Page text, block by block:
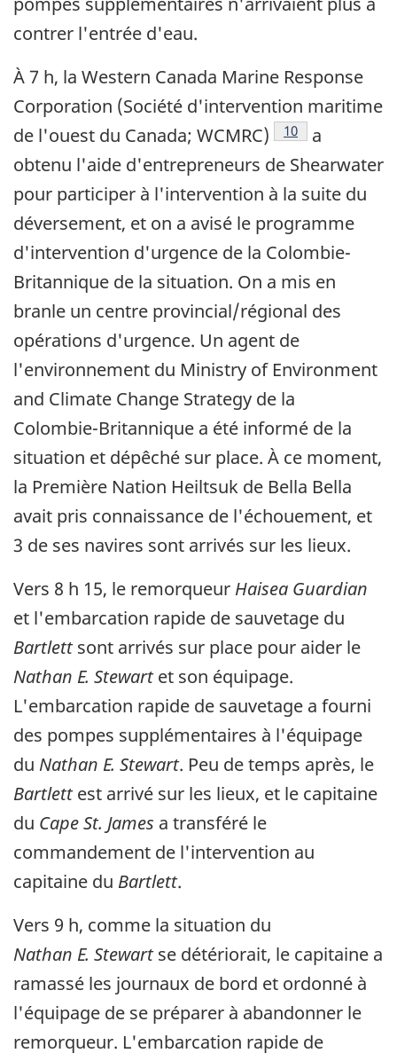
contrer l'entrée d'eau.
À 7 h, la Western Canada Marine Response
Corporation (Société d'intervention maritime
de l'ouest du Canada; WCMRC)
Note de bas de
10
a
obtenu l'aide d'entrepreneurs de Shearwater
pour participer à l'intervention à la suite du
déversement, et on a avisé le programme
d'intervention d'urgence de la Colombie-
Britannique de la situation. On a mis en
branle un centre provincial/régional des
opérations d'urgence. Un agent de
l'environnement du Ministry of Environment
and Climate Change Strategy de la
Colombie-Britannique a été informé de la
situation et dépêché sur place. À ce moment,
la Première Nation Heiltsuk de Bella Bella
avait pris connaissance de l'échouement, et
3 de ses navires sont arrivés sur les lieux.
Vers 8 h 15, le remorqueur Haisea Guardian
et l'embarcation rapide de sauvetage du
Bartlettsont arrivés sur place pour aider le
Nathan E. Stewartet son équipage.
L'embarcation rapide de sauvetage a fourni
des pompes supplémentaires à l'équipage
du Nathan E. Stewart. Peu de temps après, le
Bartlettest arrivé sur les lieux, et le capitaine
du Cape St. James a transféré le
commandement de l'intervention au
capitaine du Bartlett.
Vers 9 h, comme la situation du
Nathan E. Stewartse détériorait, le capitaine a
ramassé les journaux de bord et ordonné à
l'équipage de se préparer à abandonner le
remorqueur. L'embarcation rapide de